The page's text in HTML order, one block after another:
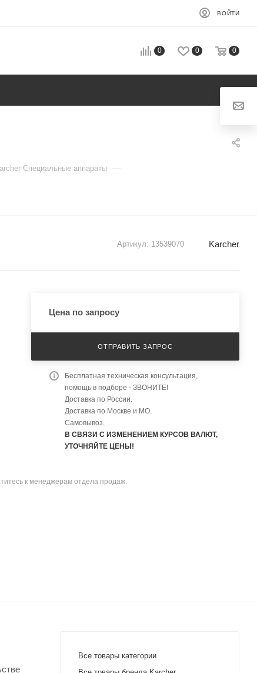
ВОЙТИ
0 0 0
Специальные аппараты —
Артикул: 13539070 Karcher
Цена по запросу
ОТПРАВИТЬ ЗАПРОС
Бесплатная техническая консультация,
помощь в подборе - ЗВОНИТЕ!
Доставка по России.
Доставка по Москве и МО.
Самовывоз.
В СВЯЗИ С ИЗМЕНЕНИЕМ КУРСОВ ВАЛЮТ,
УТОЧНЯЙТЕ ЦЕНЫ!
к менеджерам отдела продаж.
Все товары категории